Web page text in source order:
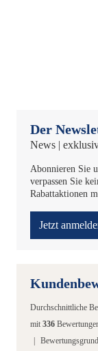
Der
News |
Abonnieren Sie
verpassen Sie
Rabattaktionen
Jetzt
Durchschnittliche
mit 336